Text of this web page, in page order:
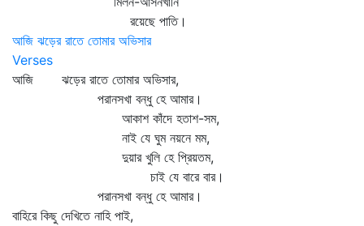
রয়েছে পাতি।
আজি ঝড়ের রাতে তোমার অভিসার
Verses
আজি ঝড়ের রাতে তোমার অভিসার,
পরানসখা বন্ধু হে আমার।
আকাশ কাঁদে হতাশ-সম,
নাই যে ঘুম নয়নে মম,
দুয়ার খুলি হে প্রিয়তম,
চাই যে বারে বার।
পরানসখা বন্ধু হে আমার।
বাহিরে কিছু দেখিতে নাহি পাই,